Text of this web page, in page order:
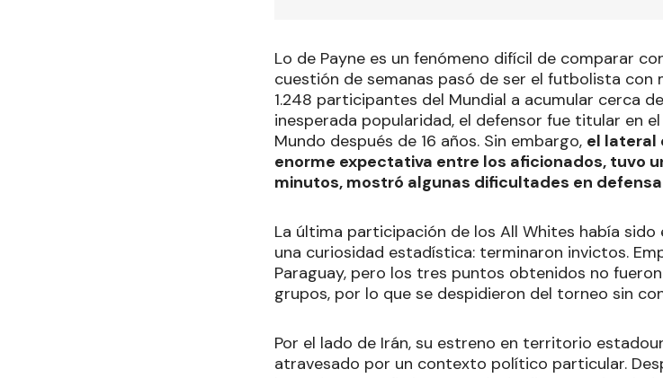
Lo de Payne es un fenómeno difícil de comparar
cuestión de semanas pasó de ser el futbolista
1.248 participantes del Mundial a acumular cerca
inesperada popularidad, el defensor fue titular en
Mundo después de 16 años. Sin embargo, el lateral
enorme expectativa entre los aficionados, tuvo
minutos, mostró algunas dificultades en
La última participación de los All Whites había
una curiosidad estadística: terminaron invictos.
Paraguay, pero los tres puntos obtenidos no
grupos, por lo que se despidieron del torneo sin
Por el lado de Irán, su estreno en territorio
atravesado por un contexto político particular.